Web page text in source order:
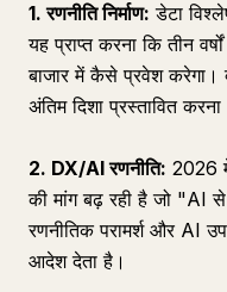
1. रणनीति निर्माण: डेटा
यह प्राप्त करना कि तीन
बाजार में कैसे प्रवेश करेगा।
अंतिम दिशा प्रस्तावित
2. DX/AI रणनीति: 2026
की मांग बढ़ रही है जो "AI
रणनीतिक परामर्श और AI
आदेश देता है।